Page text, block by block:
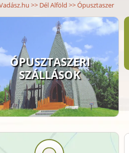
>> Dél Alföld >>Ópusztaszer
ÓPUSZTASZERI
SZÁLLÁSOK